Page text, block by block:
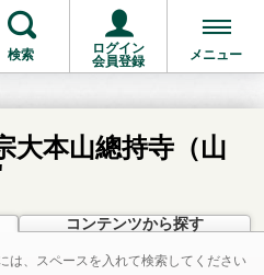
検索
ログイン
会員登録
メニュー
大本山總持寺（山
コンテンツから探す
は、スペースを入れて検索してください